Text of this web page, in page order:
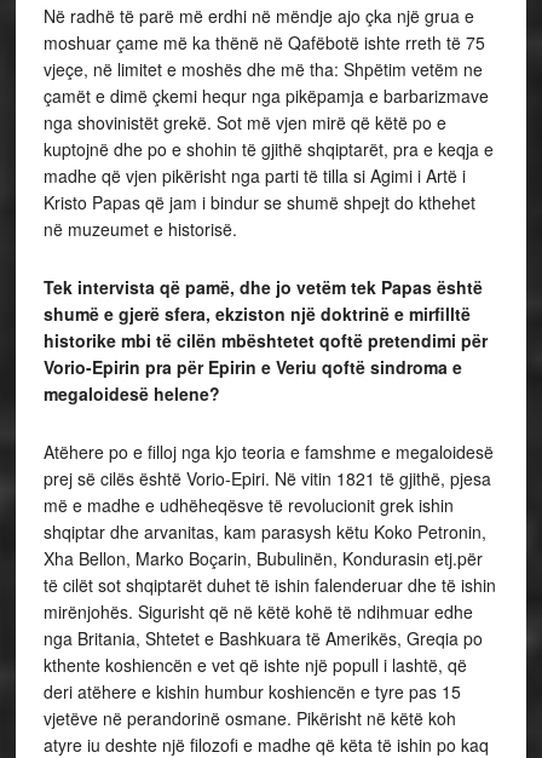
Në radhë të parë më erdhi në mëndje ajo çka një grua e
moshuar çame më ka thënë në Qafëbotë ishte rreth të 75
vjeçe, në limitet e moshës dhe më tha: Shpëtim vetëm ne
çamët e dimë çkemi hequr nga pikëpamja e barbarizmave
nga shovinistët grekë. Sot më vjen mirë që këtë po e
kuptojnë dhe po e shohin të gjithë shqiptarët, pra e keqja e
madhe që vjen pikërisht nga parti të tilla si Agimi i Artë i
Kristo Papas që jam i bindur se shumë shpejt do kthehet
në muzeumet e historisë.
Tek intervista që pamë, dhe jo vetëm tek Papas është
shumë e gjerë sfera, ekziston një doktrinë e mirfilltë
historike mbi të cilën mbështetet qoftë pretendimi për
Vorio-Epirin pra për Epirin e Veriu qoftë sindroma e
megaloidesë helene?
Atëhere po e filloj nga kjo teoria e famshme e megaloidesë
prej së cilës është Vorio-Epiri. Në vitin 1821 të gjithë, pjesa
më e madhe e udhëheqësve të revolucionit grek ishin
shqiptar dhe arvanitas, kam parasysh këtu Koko Petronin,
Xha Bellon, Marko Boçarin, Bubulinën, Kondurasin etj.për
të cilët sot shqiptarët duhet të ishin falenderuar dhe të ishin
mirënjohës. Sigurisht që në këtë kohë të ndihmuar edhe
nga Britania, Shtetet e Bashkuara të Amerikës, Greqia po
kthente koshiencën e vet që ishte një popull i lashtë, që
deri atëhere e kishin humbur koshiencën e tyre pas 15
vjetëve në perandorinë osmane. Pikërisht në këtë koh
atyre iu deshte një filozofi e madhe që këta të ishin po kaq